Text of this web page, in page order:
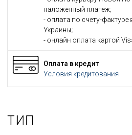
наложенный платеж;
- оплата по счету-
Украины;
- онлайн оплата картой
Оплата в кредит
Условия кредитования
ТИП